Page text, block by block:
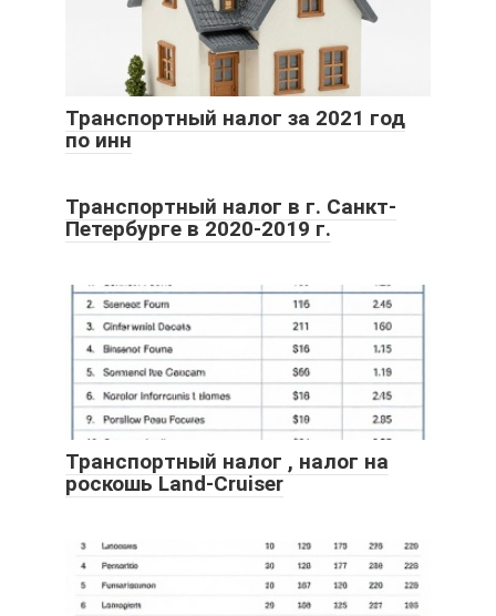
Транспортный налог за 2021 год
по инн
Транспортный налог в г. Санкт-
Петербурге в 2020-2019 г.
Транспортный налог , налог на
роскошь Land-Cruiser